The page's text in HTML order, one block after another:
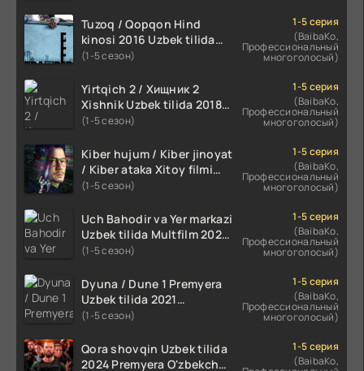
Tuzoq / Qopqon Hind
kinosi 2016 Uzbek tilida
tarjima film HD
(1-5 сезон)
1-5 серия
(BaibaKo,
Профессиональный
многоголосый)
Yirtqich 2 / Хищник 2
Xishnik Uzbek tilida 2018-
2024 O'zbekcha tarjima
(1-5 сезон)
1-5 серия
(BaibaKo,
Профессиональный
многоголосый)
Kiber hujum / Kiber jinoyat
/ Kiber ataka Xitoy filmi
Uzbek tilida O'zbekcha
HD skachat
(1-5 сезон)
1-5 серия
(BaibaKo,
Профессиональный
многоголосый)
Uch Bahodir va Yer markazi
Uzbek tilida Multfilm 2025
tarjima HD skachat
(1-5 сезон)
1-5 серия
(BaibaKo,
Профессиональный
многоголосый)
Dyuna / Dune 1 Premyera
Uzbek tilida 2021
O'zbekcha tarjima kino HD
(1-5 сезон)
1-5 серия
(BaibaKo,
Профессиональный
многоголосый)
Qora shovqin Uzbek tilida
2024 Premyera O'zbekcha
1-5 серия
(BaibaKo,